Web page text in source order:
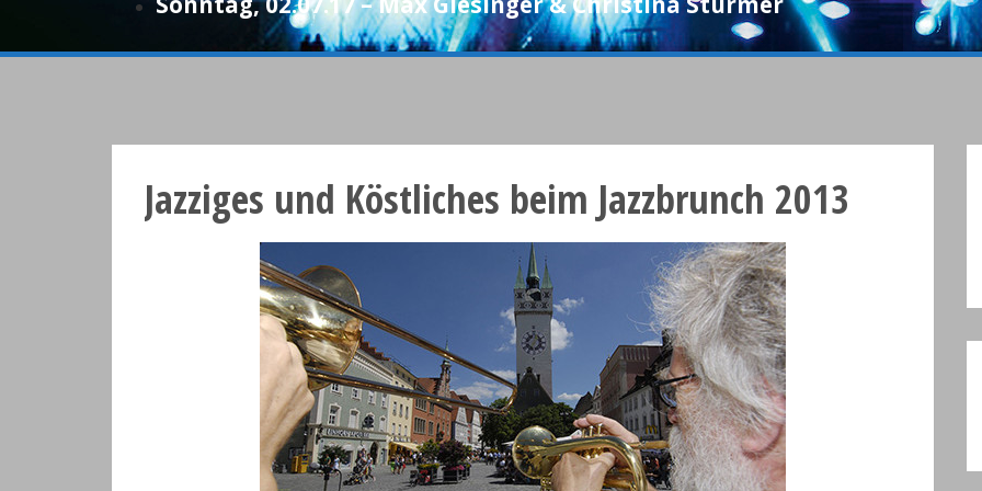
Jazziges und Köstliches beim Jazzbrunch 2013